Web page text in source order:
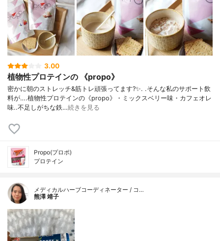
3.00
植物性プロテインの 《propo》
密かに朝のストレッチ&筋トレ頑張ってます?✨. .そんな私のサポート飲
料が….植物性プロテインの《propo》・ミックスベリー味・カフェオレ
味..不足しがちな鉄…続きを見る
Propo(プロポ)
プロテイン
メディカルハーブコーディネーター / コ…
熊澤 靖子